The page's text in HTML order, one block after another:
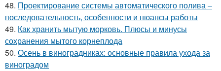
48. Проектирование системы автоматического полива –
последовательность, особенности и нюансы работы
49. Как хранить мытую морковь. Плюсы и минусы
сохранения мытого корнеплода
50. Осень в виноградниках: основные правила ухода за
виноградом